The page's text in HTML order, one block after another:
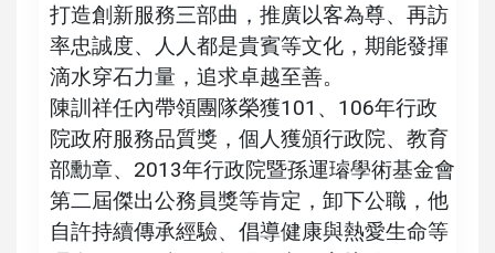
打造創新服務三部曲，推廣以客為尊、再訪
率忠誠度、人人都是貴賓等文化，期能發揮
滴水穿石力量，追求卓越至善。
陳訓祥任內帶領團隊榮獲101、106年行政
院政府服務品質獎，個人獲頒行政院、教育
部勳章、2013年行政院暨孫運璿學術基金會
第二屆傑出公務員獎等肯定，卸下公職，他
自許持續傳承經驗、倡導健康與熱愛生命等